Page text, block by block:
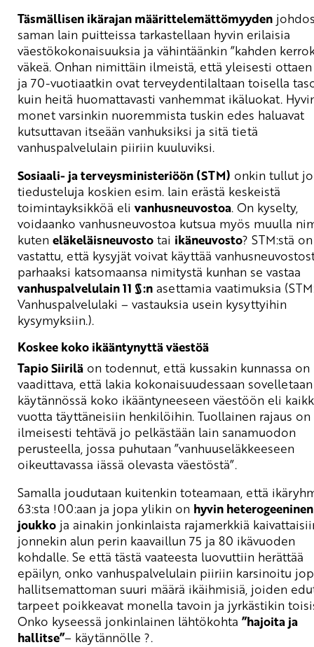
Täsmällisen ikärajan määrittelemättömyyden
saman lain puitteissa tarkastellaan hyvin erilaisia
väestökokonaisuuksia ja vähintäänkin ”kahden
väkeä. Onhan nimittäin ilmeistä, että yleisesti
ja 70-vuotiaatkin ovat terveydentilaltaan toisella
kuin heitä huomattavasti vanhemmat ikäluokat.
monet varsinkin nuoremmista tuskin edes haluavat
kutsuttavan itseään vanhuksiksi ja sitä tietä
vanhuspalvelulain piiriin kuuluviksi.
Sosiaali- ja terveysministeriöön (STM) onkin tullut jo
tiedusteluja koskien esim. lain erästä keskeistä
toimintayksikköä eli vanhusneuvostoa. On kyselty,
voidaanko vanhusneuvostoa kutsua myös muulla
kuten eläkeläisneuvosto tai ikäneuvosto? STM:stä on
vastattu, että kysyjät voivat käyttää
parhaaksi katsomaansa nimitystä kunhan se vastaa
vanhuspalvelulain 11 §:n asettamia vaatimuksia
Vanhuspalvelulaki – vastauksia usein kysyttyihin
kysymyksiin.).
Koskee koko ikääntynyttä väestöä
Tapio Siirilä on todennut, että kussakin kunnassa on
vaadittava, että lakia kokonaisuudessaan sovelletaan
käytännössä koko ikääntyneeseen väestöön eli
vuotta täyttäneisiin henkilöihin. Tuollainen rajaus on
ilmeisesti tehtävä jo pelkästään lain sanamuodon
perusteella, jossa puhutaan ”vanhuuseläkkeeseen
oikeuttavassa iässä olevasta väestöstä”.
Samalla joudutaan kuitenkin toteamaan, että
63:sta !00:aan ja jopa ylikin on hyvin heterogeeninen
joukko ja ainakin jonkinlaista rajamerkkiä
jonnekin alun perin kaavaillun 75 ja 80 ikävuoden
kohdalle. Se että tästä vaateesta luovuttiin herättää
epäilyn, onko vanhuspalvelulain piiriin karsinoitu
hallitsemattoman suuri määrä ikäihmisiä, joiden
tarpeet poikkeavat monella tavoin ja jyrkästikin
Onko kyseessä jonkinlainen lähtökohta ”hajoita ja
hallitse”– käytännölle ?.